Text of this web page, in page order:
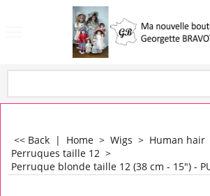
<< Back | Home > Wigs > Human hair
Perruques taille 12 >
Perruque blonde taille 12 (38 cm - 15") -